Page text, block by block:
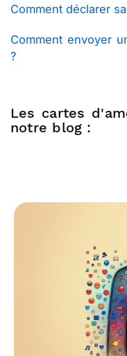
Comment déclarer
Comment envoyer
?
Les cartes
notre blog :